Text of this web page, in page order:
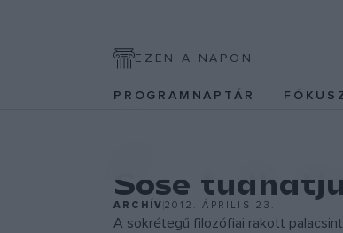
EZEN A NAPON
PROGRAMNAPTÁR
Sose
ARCHÍV2012. ÁPRILIS 23.
A sokrétegű filozófiai rakott